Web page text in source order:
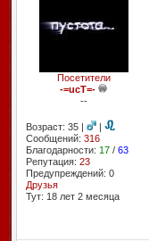
Посетители
-=ucT=-
--
Возраст: 35 |
|
Сообщений: 316
Благодарности: 17/ 63
Репутация: 23
Предупреждений: 0
Друзья
Тут: 18 лет 2 месяцa